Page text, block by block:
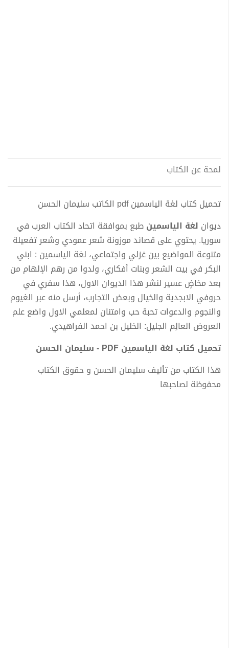
لمحة عن الكتاب
تحميل كتاب لغة الياسمين pdf الكاتب سليمان الحسن
ديوان لغة الياسمينطبع بموافقة اتحاد الكتاب العرب في
سوريا. يحتوي على قصائد موزونة شعر عمودي وشعر تفعيلة
متنوعة المواضيع بين غزلي واجتماعي، لغة الياسمين : ابني
البكر في بيت الشعر وبنات أفكاري، ولدوا من رهم الإلهام من
بعد مخاضٍ عسير لنشر هذا الديوان الاول، هذا سفري في
حروفي الابجدية والخيال وبعض التجارب، أرسل منه عبر الغيوم
والنجوم والدعوات تحبة حب وامتنان لمعلمي الاول واضع علم
العروض العالِم الجليل: الخليل بن احمد الفراهيدي.
تحميل كتاب لغة الياسمين PDF - سليمان الحسن
هذا الكتاب من تأليف سليمان الحسن و حقوق الكتاب
محفوظة لصاحبها